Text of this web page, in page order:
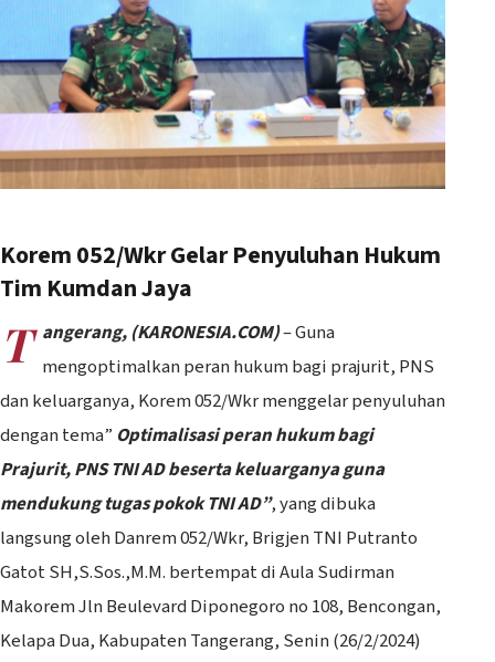
Korem 052/Wkr Gelar Penyuluhan Hukum
Tim Kumdan Jaya
T angerang, (KARONESIA.COM)– Guna
mengoptimalkan peran hukum bagi prajurit, PNS
dan keluarganya, Korem 052/Wkr menggelar penyuluhan
dengan tema” Optimalisasi peran hukum bagi
Prajurit, PNS TNI AD beserta keluarganya guna
mendukung tugas pokok TNI AD”, yang dibuka
langsung oleh Danrem 052/Wkr, Brigjen TNI Putranto
Gatot SH,S.Sos.,M.M. bertempat di Aula Sudirman
Makorem Jln Beulevard Diponegoro no 108, Bencongan,
Kelapa Dua, Kabupaten Tangerang, Senin (26/2/2024)